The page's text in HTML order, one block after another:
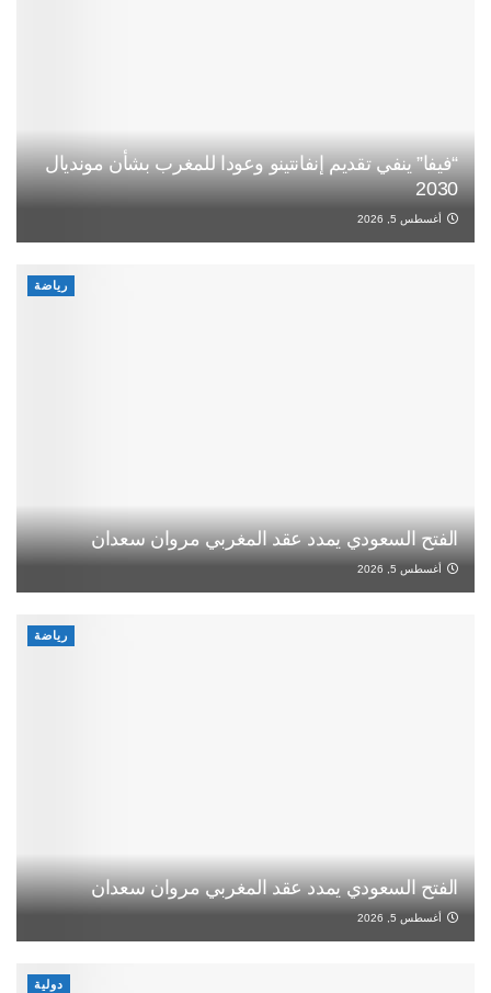
“فيفا” ينفي تقديم إنفانتينو وعودا للمغرب بشأن مونديال
2030
أغسطس 5, 2026
رياضة
الفتح السعودي يمدد عقد المغربي مروان سعدان
أغسطس 5, 2026
رياضة
الفتح السعودي يمدد عقد المغربي مروان سعدان
أغسطس 5, 2026
دولية